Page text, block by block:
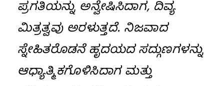
ಪ್ರಗತಿಯನ್ನು ಅನ್ವೇಷಿಸಿದಾಗ, ದಿವ್ಯ
ಮಿತ್ರತ್ವವು ಅರಳುತ್ತದೆ. ನಿಜವಾದ
ಸ್ನೇಹಿತರೊಡನೆ ಹೃದಯದ ಸದ್ಗುಣಗಳನ್ನು
ಆಧ್ಯಾತ್ಮಿಕಗೊಳಿಸಿದಾಗ ಮತ್ತು